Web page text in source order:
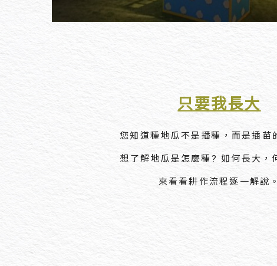
只要我長大
您知道種地瓜不是播種，而是插苗
想了解地瓜是怎麼種? 如何長大，
來看看耕作流程逐一解說。